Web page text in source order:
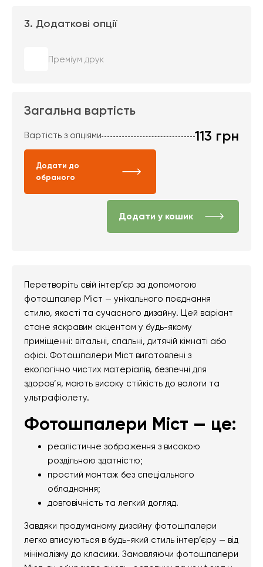
3. Додаткові опції
Преміум друк
Загальна вартість
Вартість з опціями 113 грн
Додати до
обраного
Додати у кошик
Перетворіть свій інтер’єр за допомогою
фотошпалер Міст — унікального поєднання
стилю, якості та сучасного дизайну. Цей варіант
стане яскравим акцентом у будь-якому
приміщенні: вітальні, спальні, дитячій кімнаті або
офісі. Фотошпалери Міст виготовлені з
екологічно чистих матеріалів, безпечні для
здоров’я, мають високу стійкість до вологи та
ультрафіолету.
Фотошпалери Міст — це:
реалістичне зображення з високою
роздільною здатністю;
простий монтаж без спеціального
обладнання;
довговічність та легкий догляд.
Завдяки продуманому дизайну фотошпалери
легко вписуються в будь-який стиль інтер’єру — від
мінімалізму до класики. Замовляючи фотошпалери